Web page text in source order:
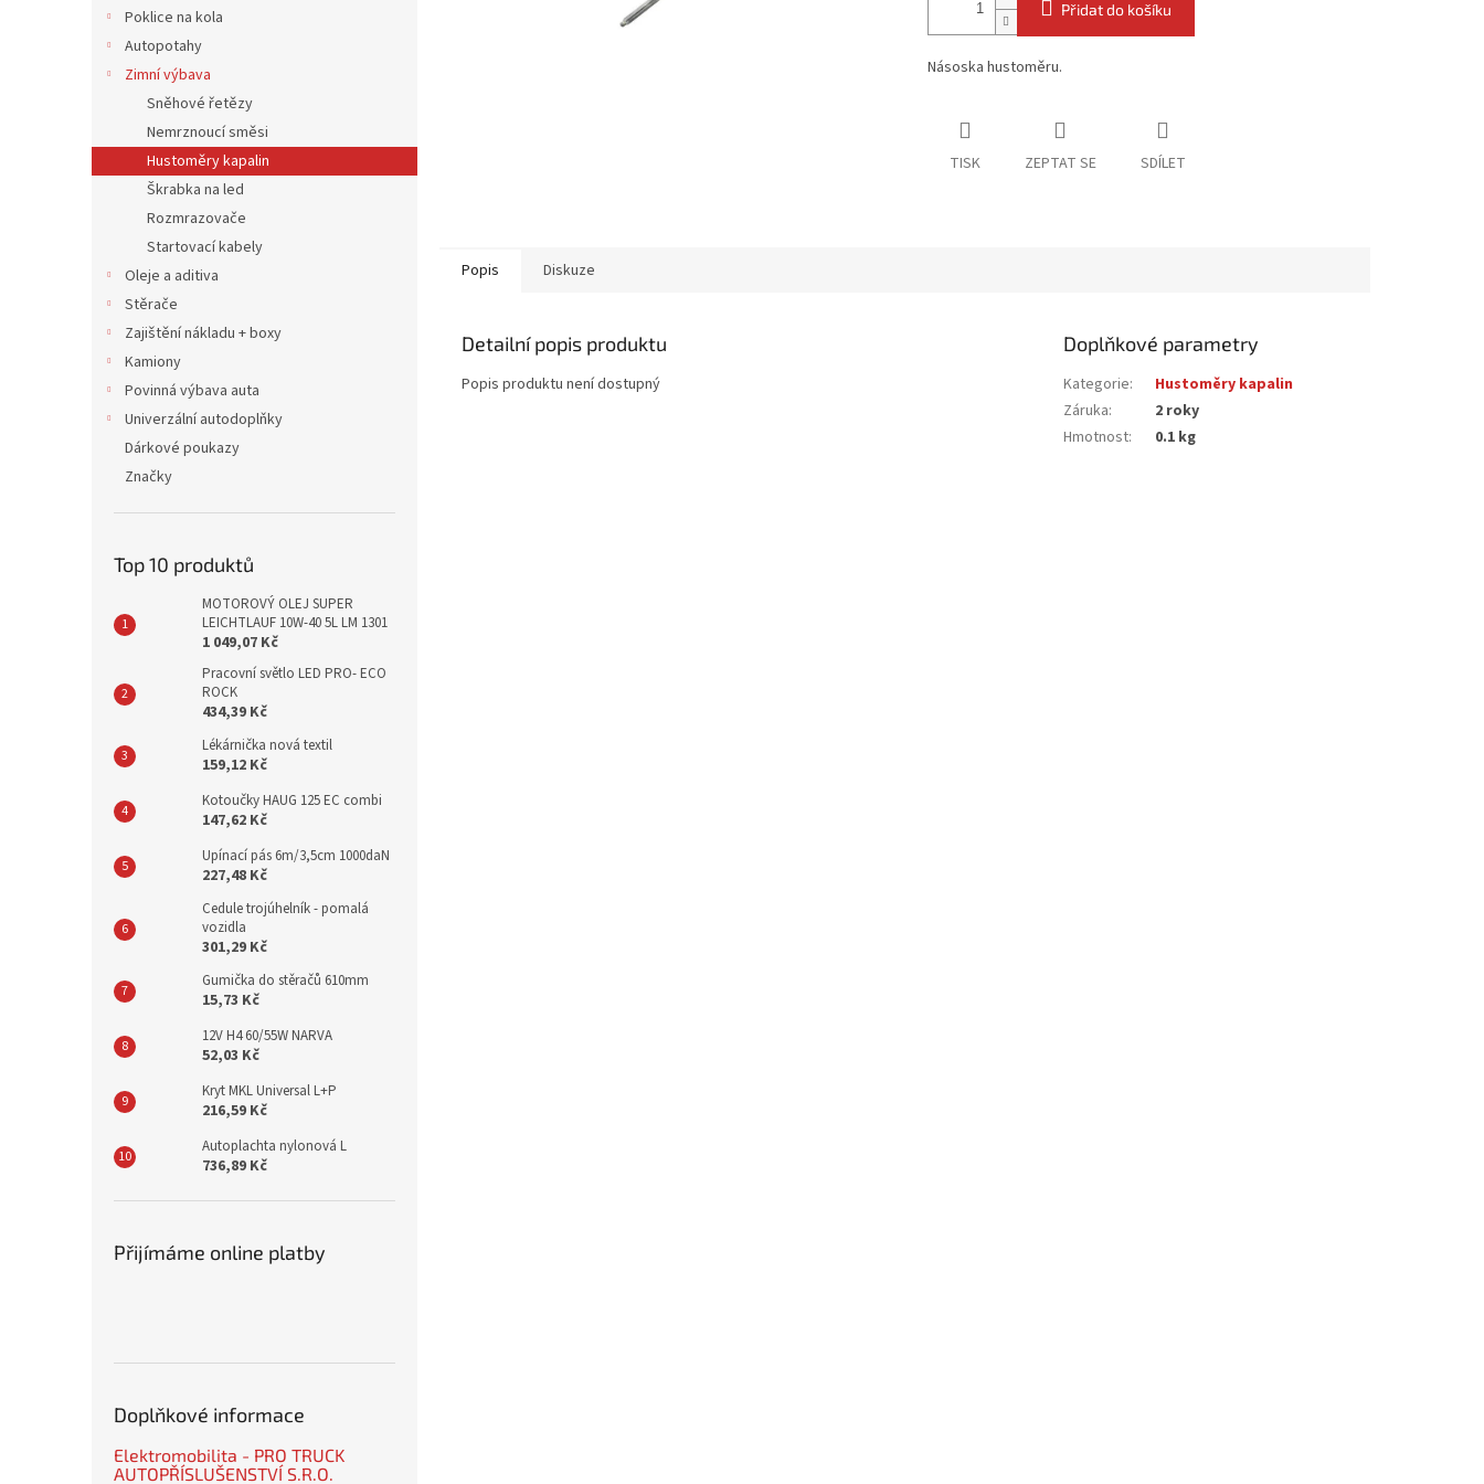
Poklice na kola
Autopotahy
Zimní výbava
Sněhové řetězy
Nemrznoucí směsi
Hustoměry kapalin
Škrabka na led
Rozmrazovače
Startovací kabely
Oleje a aditiva
Stěrače
Zajištění nákladu + boxy
Kamiony
Povinná výbava auta
Univerzální autodoplňky
Dárkové poukazy
Značky
Top 10 produktů
MOTOROVÝ OLEJ SUPER
LEICHTLAUF 10W-40 5L LM 1301
1 049,07 Kč
Pracovní světlo LED PRO- ECO
ROCK
434,39 Kč
Lékárnička nová textil
159,12 Kč
Kotoučky HAUG 125 EC combi
147,62 Kč
Upínací pás 6m/3,5cm 1000daN
227,48 Kč
Cedule trojúhelník - pomalá
vozidla
301,29 Kč
Gumička do stěračů 610mm
15,73 Kč
12V H4 60/55W NARVA
52,03 Kč
Kryt MKL Universal L+P
216,59 Kč
Autoplachta nylonová L
736,89 Kč
Přijímáme online platby
Doplňkové informace
Elektromobilita - PRO TRUCK
AUTOPŘÍSLUŠENSTVÍ S.R.O.
Přidat do košíku
Násoska hustoměru.
TISK ZEPTAT SE SDÍLET
Popis Diskuze
Detailní popis produktu
Popis produktu není dostupný
Doplňkové parametry
Kategorie:
Hustoměry kapalin
Záruka:
2 roky
Hmotnost: 0.1 kg